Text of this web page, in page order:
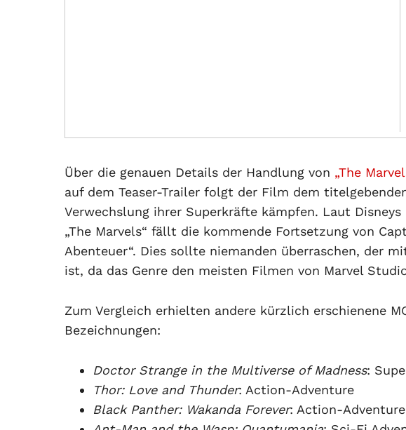
Über die genauen Details der Handlung von „The
auf dem Teaser-Trailer folgt der Film dem
Verwechslung ihrer Superkräfte kämpfen. Laut
„The Marvels“ fällt die kommende Fortsetzung von
Abenteuer“. Dies sollte niemanden überraschen, der
ist, da das Genre den meisten Filmen von Marvel
Zum Vergleich erhielten andere kürzlich erschienene
Bezeichnungen:
Doctor Strange in the Multiverse of Madness:
Thor: Love and Thunder: Action-Adventure
Black Panther: Wakanda Forever: Action-Adventure